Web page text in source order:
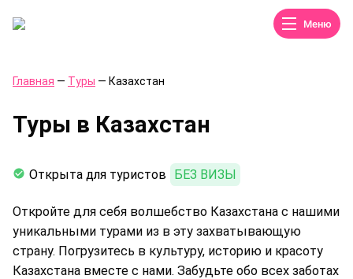
Меню
Главная — Туры — Казахстан
Туры в Казахстан
Открыта для туристов БЕЗ ВИЗЫ
Откройте для себя волшебство Казахстана с нашими
уникальными турами из в эту захватывающую
страну. Погрузитесь в культуру, историю и красоту
Казахстана вместе с нами. Забудьте обо всех заботах